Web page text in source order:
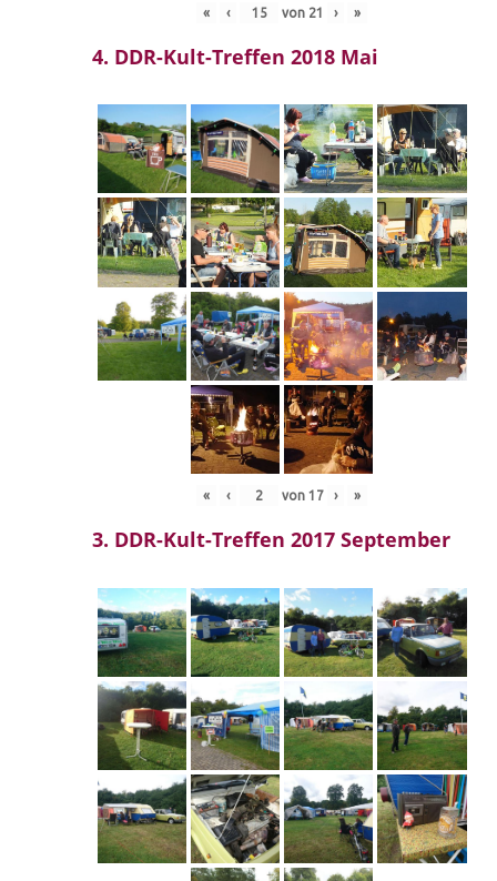
« ‹ von 21 › »
4. DDR-Kult-Treffen 2018 Mai
« ‹ von 17 › »
3. DDR-Kult-Treffen 2017 September